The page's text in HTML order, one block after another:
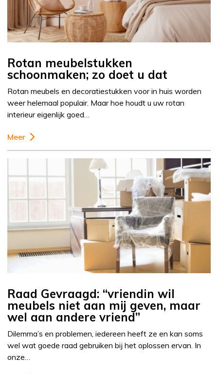
Rotan meubelstukken
schoonmaken; zo doet u dat
Rotan meubels en decoratiestukken voor in huis worden
weer helemaal populair. Maar hoe houdt u uw rotan
interieur eigenlijk goed…
Meer
Raad Gevraagd: “vriendin wil
meubels niet aan mij geven, maar
wel aan andere vriend”
Dilemma’s en problemen, iedereen heeft ze en kan soms
wel wat goede raad gebruiken bij het oplossen ervan. In
onze…